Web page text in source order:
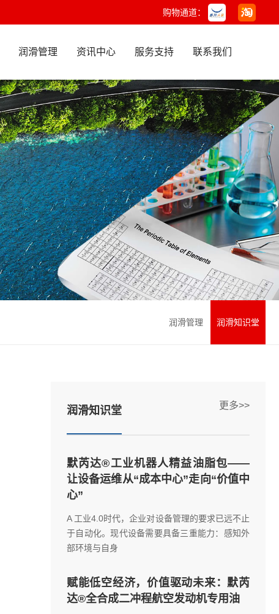
购物通道：
润滑管理 资讯中心 服务支持 联系我们
润滑管理 润滑知识堂
润滑知识堂 更多>>
默芮达®工业机器人精益油脂包——
让设备运维从“成本中心”走向“价值中
心”
A 工业4.0时代，企业对设备管理的要求已远不止
于自动化。现代设备需要具备三重能力：感知外
部环境与自身
赋能低空经济，价值驱动未来：默芮
达®全合成二冲程航空发动机专用油